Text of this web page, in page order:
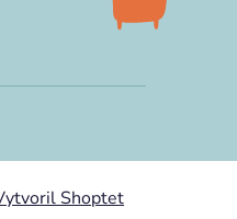
Shoptet